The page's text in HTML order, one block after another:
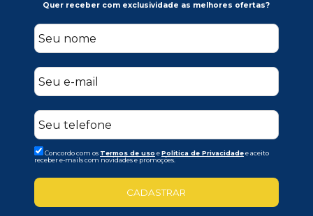
Quer receber com exclusividade as melhores ofertas?
Concordo com os Termos de uso ePolitica de Privacidadee aceito
receber e-mails com novidades e promoções.
CADASTRAR